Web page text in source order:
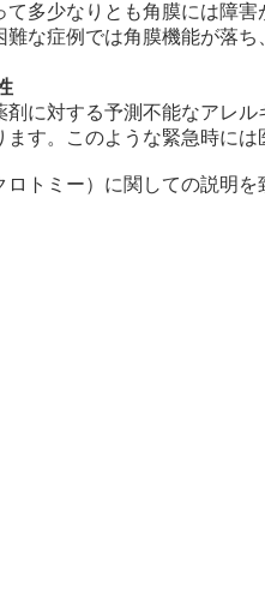
て多少なりとも角膜には障
難な症例では角膜機能が落
に対する予測不能なアレ
ます。このような緊急時に
ロトミー）に関しての説明